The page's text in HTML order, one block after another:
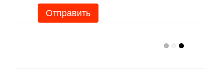
Отправить